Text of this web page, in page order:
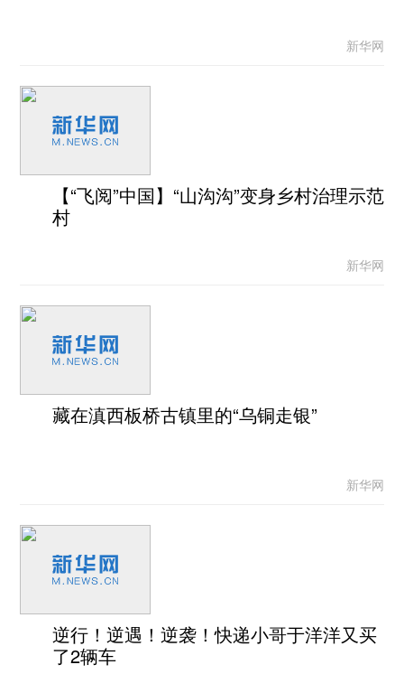
新华网
【“飞阅”中国】“山沟沟”变身乡村治理示范
村
新华网
藏在滇西板桥古镇里的“乌铜走银”
新华网
逆行！逆遇！逆袭！快递小哥于洋洋又买
了2辆车